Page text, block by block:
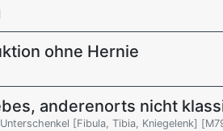
ohne Hernie
anderenorts nicht
[Fibula, Tibia, Kniegelenk]